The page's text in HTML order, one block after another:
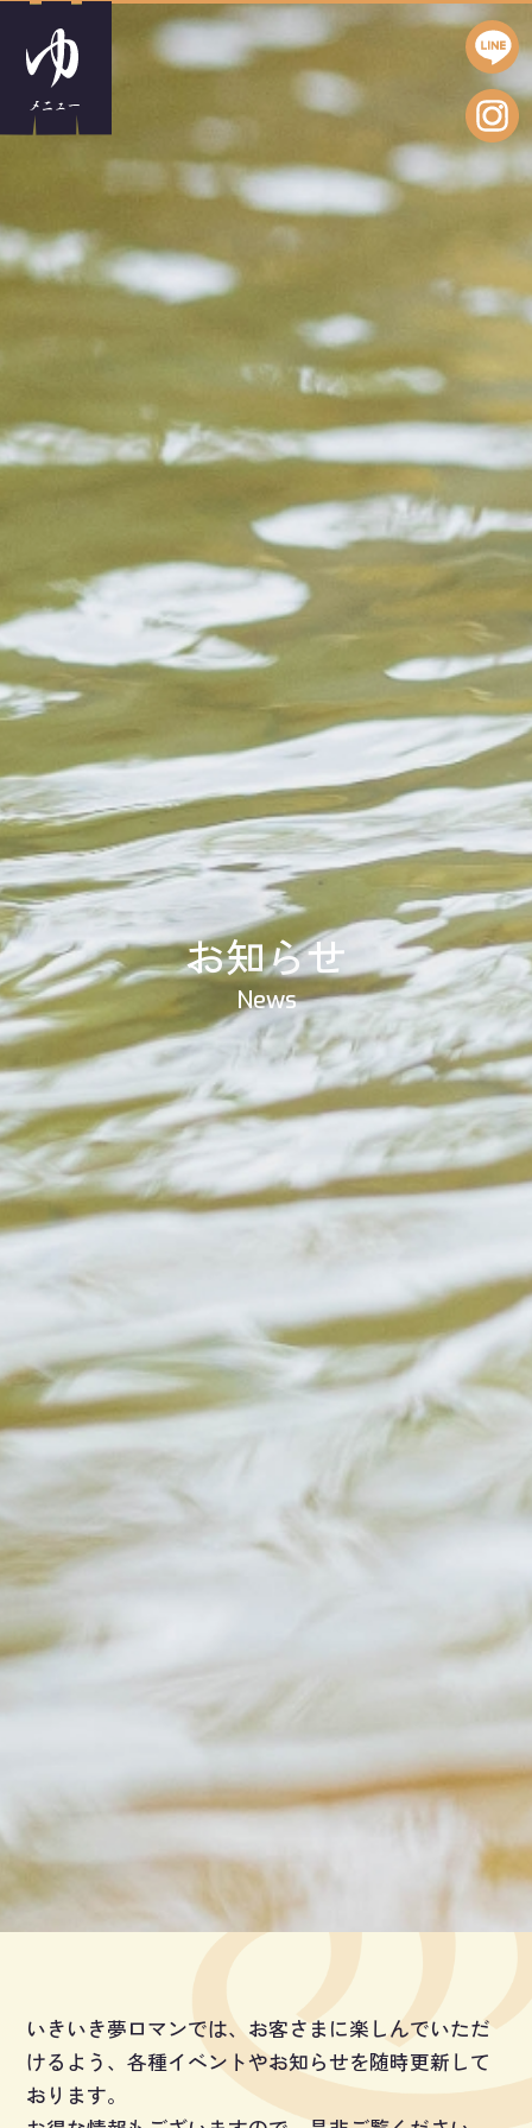
お知らせ
News
いきいき夢ロマンでは、お客さまに楽しんでいただ
けるよう、各種イベントやお知らせを随時更新して
おります。